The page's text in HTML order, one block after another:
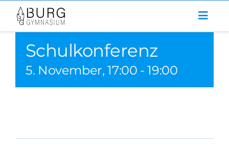
Zum
Inhalt
springenSchulkonferenz
5. November, 17:00 -19:00